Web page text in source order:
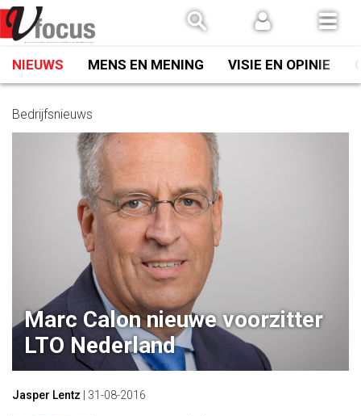
Spring
naar
inhoud
NIEUWS MENS EN MENING VISIE EN OPINIE
Bedrijfsnieuws
Marc Calon nieuwe voorzitter
LTO Nederland
Jasper Lentz 31-08-2016